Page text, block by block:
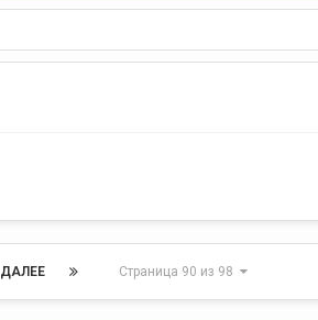
ДАЛЕЕ Страница 90 из 98